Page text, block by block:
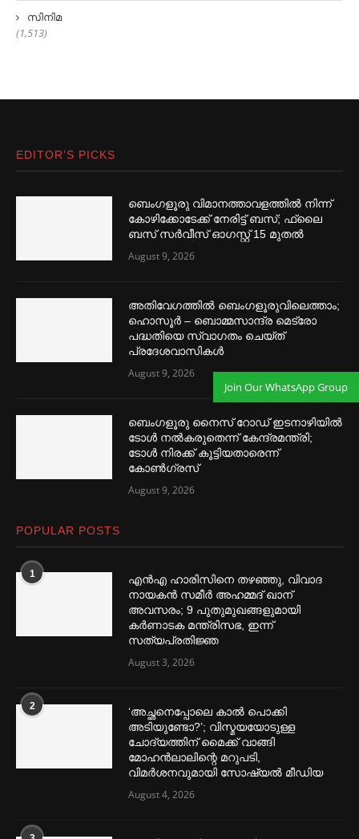
സിനിമ
(1,513)
EDITOR’S PICKS
ബെംഗളൂരു വിമാനത്താവളത്തില്‍ നിന്ന്
കോഴിക്കോടേക്ക് നേരിട്ട് ബസ്; ഫ്ലൈ
ബസ് സര്‍വീസ് ഓഗസ്റ്റ് 15 മുതല്‍
August 9, 2026
അതിവേഗത്തില്‍ ബെംഗളൂരുവിലെത്താം;
ഹൊസൂര്‍ – ബൊമ്മസാന്ദ്ര മെട്രോ
പദ്ധതിയെ സ്വാഗതം ചെയ്ത്
പ്രദേശവാസികള്‍
August 9, 2026
ബെംഗളൂരു നൈസ് റോഡ് ഇടനാഴിയില്‍
ടോള്‍ നല്‍കരുതെന്ന് കേന്ദ്രമന്ത്രി;
ടോള്‍ നിരക്ക് കൂട്ടിയതാരെന്ന്
കോണ്‍ഗ്രസ്
August 9, 2026
POPULAR POSTS
1
എൻഎ ഹാരിസിനെ തഴ‌‍ഞ്ഞു, വിവാദ
നായകൻ സമീര്‍ അഹമ്മദ് ഖാന്
അവസരം; 9 പുതുമുഖങ്ങളുമായി
കര്‍ണാടക മന്ത്രിസഭ, ഇന്ന്
സത്യപ്രതിജ്ഞ
August 3, 2026
2
‘അച്ഛനെപ്പോലെ കാല്‍ പൊക്കി
അടിയുണ്ടോ?’; വിസ്മയയോടുള്ള
ചോദ്യത്തിന് മൈക്ക് വാങ്ങി
മോഹൻലാലിന്റെ മറുപടി,
വിമര്‍ശനവുമായി സോഷ്യല്‍ മീഡിയ
August 4, 2026
Join Our WhatsApp Group